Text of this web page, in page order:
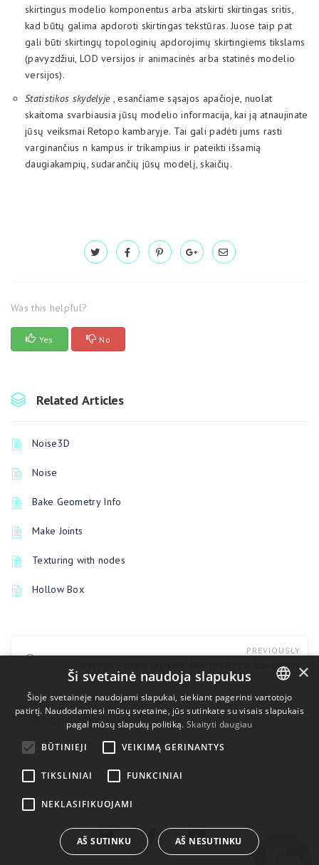
skirtingus modelio komponentus arba atskirti skirtingas sritis,
kad būtų galima apdoroti skirtingas tekstūras. Juose taip pat
gali būti skirtingų topologinių apdorojimų skirtingiems tikslams
(pavyzdžiui, LOD versijos ir animacinės arba statinės modelio
versijos).
Statistikos skydelyje, esančiame sąsajos apačioje, nuolat
skaitoma svarbiausia jūsų modelio informacija, kai ją atnaujinate
jūsų veiksmai Retopo kambaryje. Tai gali padėti jums rasti
varginančius n kampus ir trikampius ir pateikti išsamią
daugiakampių, sudarančių jūsų modelį, skaičių.
Was this helpful?
Yes No
Related Articles
Noise3D
Noise
Bake Geometry Info
Make Joints
Texturing with nodes
Hollow Box
PREVIOUSLY
Kairysis įrankių skydelis Retopologijos kambaryje
UP NEXT
Pridėti geometriją
ENGLISH
DUTCH
ESTONIAN
×
Ši svetainė naudoja slapukus
Šioje svetainėje naudojami slapukai, siekiant pagerinti vartotojo
patirtį. Naudodamiesi mūsų svetaine, jūs sutinkate su visais slapukais
pagal mūsų slapukų politiką. Skaityti daugiau
BŪTINIEJI
VEIKIMĄ GERINANTYS
TIKSLINIAI FUNKCINIAI
NEKLASIFIKUOJAMI
AŠ SUTINKU AŠ NESUTINKU